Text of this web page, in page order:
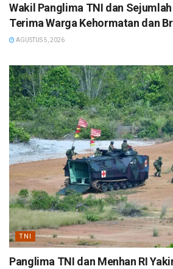
Wakil Panglima TNI dan
Terima Warga Kehormatan dan
AGUSTUS 5, 2026
TNI
Panglima TNI dan Menhan RI